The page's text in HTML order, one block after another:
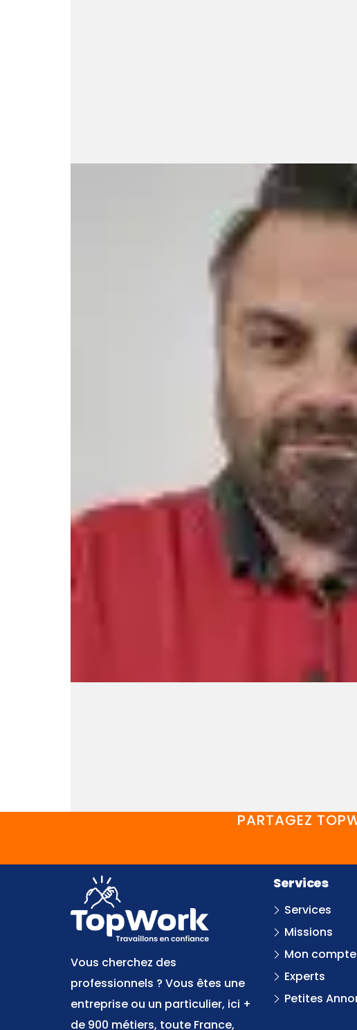
PARTAGEZ
Vous cherchez des
professionnels ? Vous êtes une
entreprise ou un particulier, ici +
de 900 métiers, toute France,
Services
Services
Missions
Mon compte
Experts
Petites